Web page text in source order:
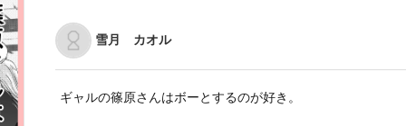
雪月 カオル
ギャルの篠原さんはボーとするのが好き。